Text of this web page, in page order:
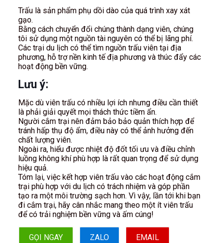
Trấu là sản phẩm phụ dồi dào của quá trình xay xát
gạo.
Bằng cách chuyển đổi chúng thành dạng viên, chúng
tôi sử dụng một nguồn tài nguyên có thể bị lãng phí.
Các trại du lịch có thể tìm nguồn trấu viên tại địa
phương, hỗ trợ nền kinh tế địa phương và thúc đẩy các
hoạt động bền vững.
Lưu ý:
Mặc dù viên trấu có nhiều lợi ích nhưng điều cần thiết
là phải giải quyết mọi thách thức tiềm ẩn.
Người cắm trại nên đảm bảo bảo quản thích hợp để
tránh hấp thụ độ ẩm, điều này có thể ảnh hưởng đến
chất lượng viên.
Ngoài ra, hiểu được nhiệt độ đốt tối ưu và điều chỉnh
luồng không khí phù hợp là rất quan trọng để sử dụng
hiệu quả.
Tóm lại, việc kết hợp viên trấu vào các hoạt động cắm
trại phù hợp với du lịch có trách nhiệm và góp phần
tạo ra một môi trường sạch hơn. Vì vậy, lần tới khi bạn
đi cắm trại, hãy cân nhắc mang theo một ít viên trấu
để có trải nghiệm bền vững và ấm cúng!
GỌI NGAY ZALO EMAIL